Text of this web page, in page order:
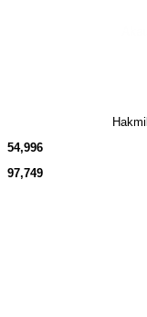
54,996
97,749